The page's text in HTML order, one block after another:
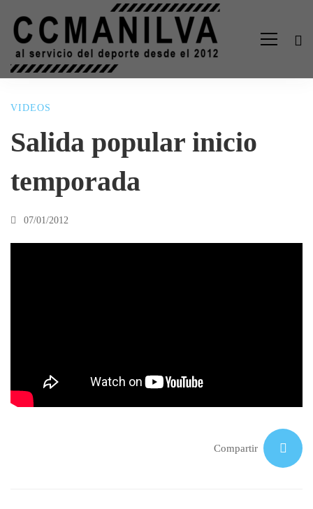
Salida
popular
inicio
VIDEOS
Salida popular inicio
temporada
07/01/2012
Compartir